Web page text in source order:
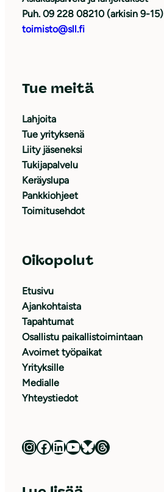
Puh. 09 228 08210 (arkisin 9-15)
toimisto@sll.fi
Tue meitä
Lahjoita
Tue yrityksenä
Liity jäseneksi
Tukijapalvelu
Keräyslupa
Pankkiohjeet
Toimitusehdot
Oikopolut
Etusivu
Ajankohtaista
Tapahtumat
Osallistu paikallistoimintaan
Avoimet työpaikat
Yrityksille
Medialle
Yhteystiedot
Luonnonsuojeluliitto Instagramissa Luonnonsuojeluliitto Facebookissa Luonnonsuojeluliitto LinkedInissä Luonnonsuojeluliiton YouTube-kanava Luonnonsuojeluliitto Blueskyssa Luonnonsuojeluliitto Threadsissa